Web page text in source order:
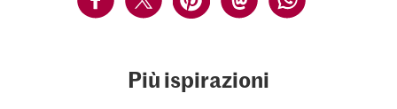
Più ispirazioni